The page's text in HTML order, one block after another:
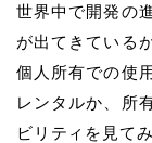
世界中で開発の
が出てきている
個人所有での使
レンタルか、所
ビリティを見てみ